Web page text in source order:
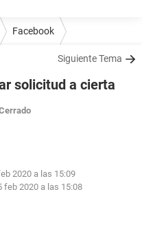
Facebook
Siguiente Tema
solicitud a cierta
2020 a las 15:09
feb 2020 a las 15:08